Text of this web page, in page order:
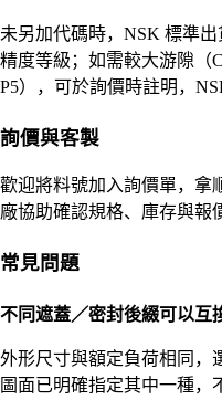
未另加代碼時，NSK 標準
精度等級；如需較大游隙（
P5），可於詢價時註明，
詢價與客製
歡迎將料號加入詢價單，拿
廠協助確認規格、庫存與報
常見問題
不同遮蓋／密封後綴可以互
外形尺寸與額定負荷相同，
圖面已明確指定其中一種，